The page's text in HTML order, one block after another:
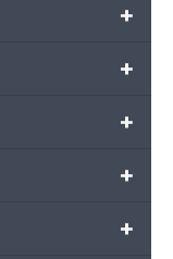
+
+
+
+
+